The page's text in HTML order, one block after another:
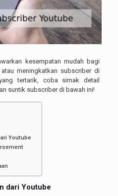
kesempatan mudah bagi
meningkatkan subscriber di
tertarik, coba simak detail
suntik subscriber di bawah ini!
Youtube
dari Youtube